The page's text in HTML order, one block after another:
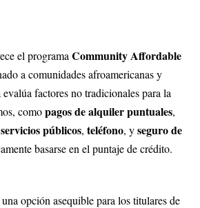
el programaCommunity Affordable
a comunidades afroamericanas y
factores no tradicionales para la
comopagos de alquiler puntuales,
públicos, teléfono, yseguro de
basarse en el puntaje de crédito.
una opción asequible para los titulares de